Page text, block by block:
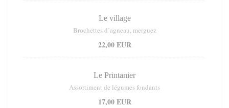
Le village
Brochettes d’agneau, merguez
22,00 EUR
Le Printanier
Assortiment de légumes fondants
17,00 EUR